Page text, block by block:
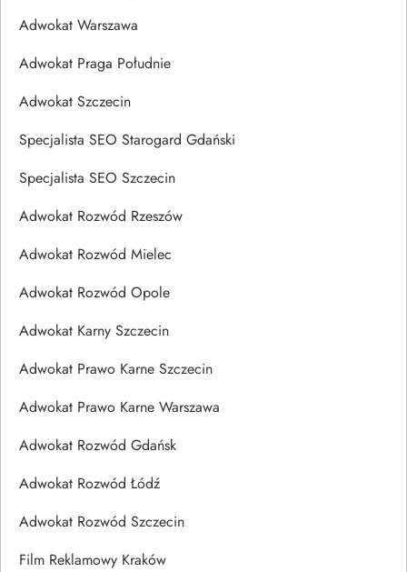
Adwokat Warszawa
Adwokat Praga Południe
Adwokat Szczecin
Specjalista SEO Starogard Gdański
Specjalista SEO Szczecin
Adwokat Rozwód Rzeszów
Adwokat Rozwód Mielec
Adwokat Rozwód Opole
Adwokat Karny Szczecin
Adwokat Prawo Karne Szczecin
Adwokat Prawo Karne Warszawa
Adwokat Rozwód Gdańsk
Adwokat Rozwód Łódź
Adwokat Rozwód Szczecin
Film Reklamowy Kraków